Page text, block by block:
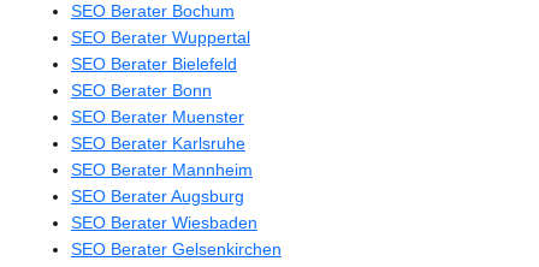
SEO Berater Bochum
SEO Berater Wuppertal
SEO Berater Bielefeld
SEO Berater Bonn
SEO Berater Muenster
SEO Berater Karlsruhe
SEO Berater Mannheim
SEO Berater Augsburg
SEO Berater Wiesbaden
SEO Berater Gelsenkirchen